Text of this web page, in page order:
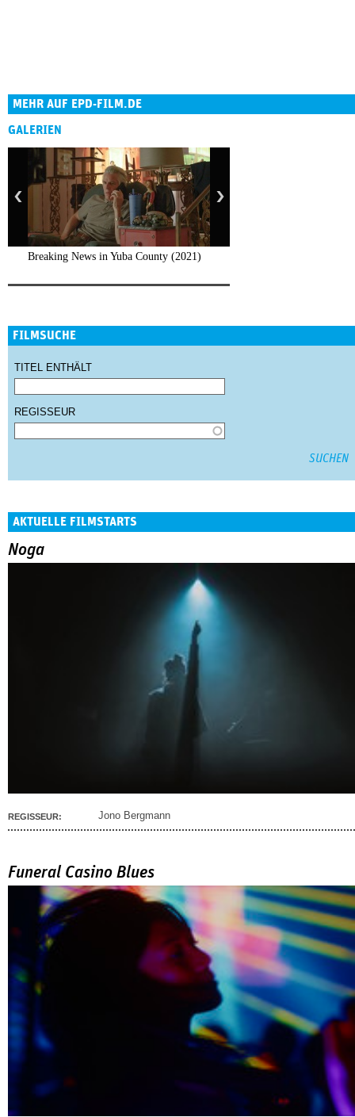
MEHR AUF EPD-FILM.DE
GALERIEN
Breaking News in Yuba County (2021)
FILMSUCHE
TITEL ENTHÄLT
REGISSEUR
AKTUELLE FILMSTARTS
Noga
REGISSEUR: Jono Bergmann
Funeral Casino Blues